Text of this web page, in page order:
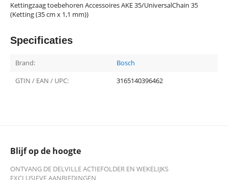
Kettingzaag toebehoren Accessoires AKE 35/UniversalChain 35
(Ketting (35 cm x 1,1 mm))
Specificaties
Brand:
Bosch
GTIN / EAN / UPC:
3165140396462
Blijf op de hoogte
ONTVANG DE DELVILLE ACTIEFOLDER EN WEKELIJKS
EXCLUSIEVE AANBIEDINGEN